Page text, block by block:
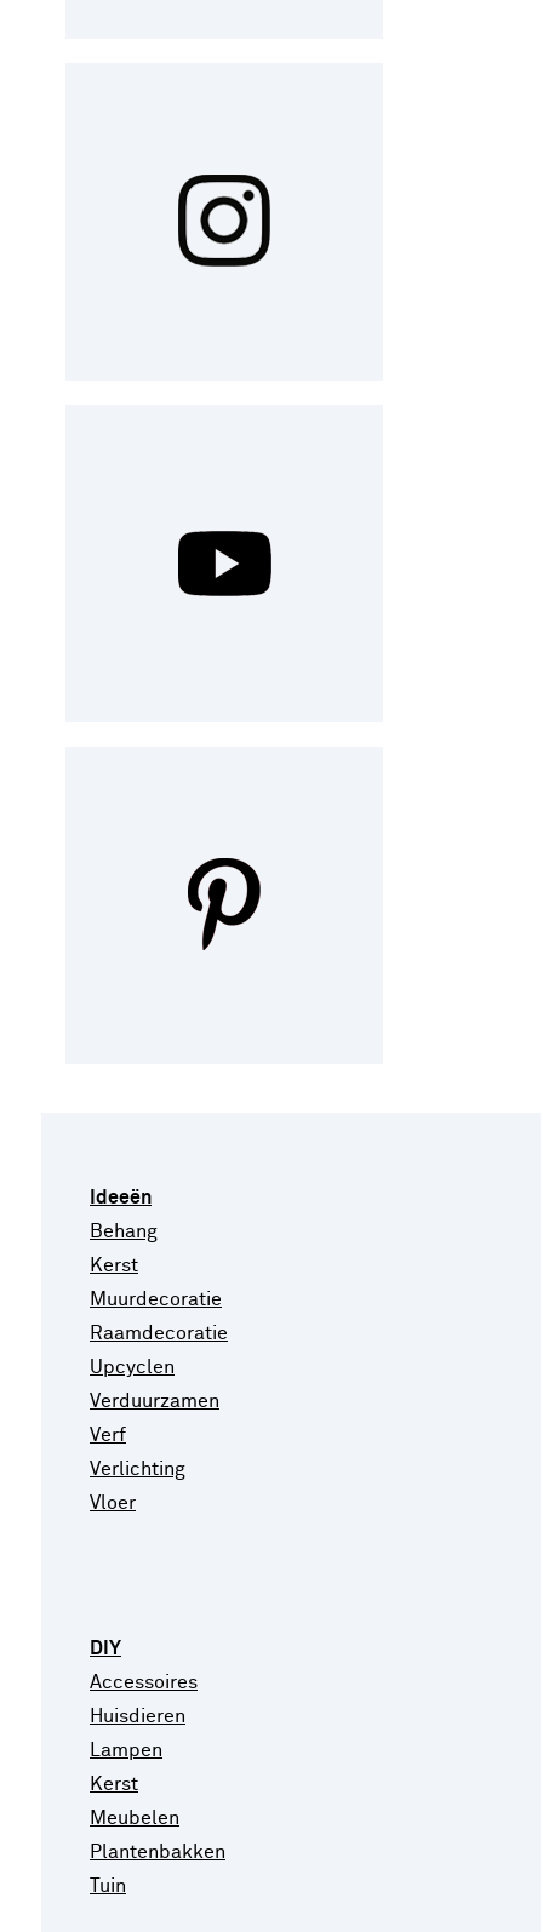
Ideeën
Behang
Kerst
Muurdecoratie
Raamdecoratie
Upcyclen
Verduurzamen
Verf
Verlichting
Vloer
DIY
Accessoires
Huisdieren
Lampen
Kerst
Meubelen
Plantenbakken
Tuin